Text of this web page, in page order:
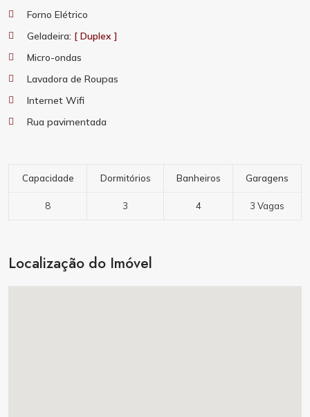
Forno Elétrico
Geladeira: [ Duplex ]
Micro-ondas
Lavadora de Roupas
Internet Wifi
Rua pavimentada
Capacidade Dormitórios Banheiros Garagens
8 3 4 3 Vagas
Localização do Imóvel